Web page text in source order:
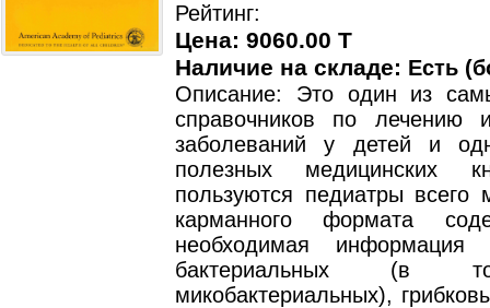
Рейтинг:
Цена: 9060.00 T
Наличие на складе: Есть
Описание: Это один из
справочников по лечению
заболеваний у детей и
полезных медицинских
пользуются педиатры всего
карманного формата
необходимая
бактериальных (в
микобактериальных),